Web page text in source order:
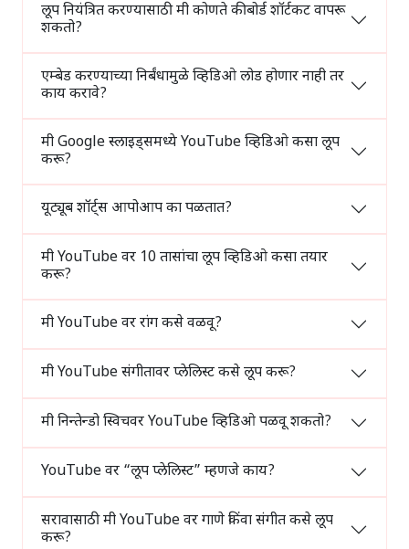
लूप नियंत्रित करण्यासाठी मी कोणते कीबोर्ड शॉर्टकट वापरू
शकतो?
एम्बेड करण्याच्या निर्बंधामुळे व्हिडिओ लोड होणार नाही तर
काय करावे?
मी Google स्लाइड्समध्ये YouTube व्हिडिओ कसा लूप
करू?
यूट्यूब शॉर्ट्स आपोआप का पळतात?
मी YouTube वर 10 तासांचा लूप व्हिडिओ कसा तयार
करू?
मी YouTube वर रांग कसे वळवू?
मी YouTube संगीतावर प्लेलिस्ट कसे लूप करू?
मी निन्तेन्डो स्विचवर YouTube व्हिडिओ पळवू शकतो?
YouTube वर “लूप प्लेलिस्ट” म्हणजे काय?
सरावासाठी मी YouTube वर गाणे किंवा संगीत कसे लूप
करू?